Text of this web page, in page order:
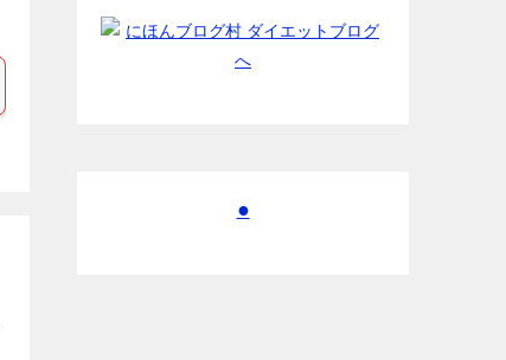
●